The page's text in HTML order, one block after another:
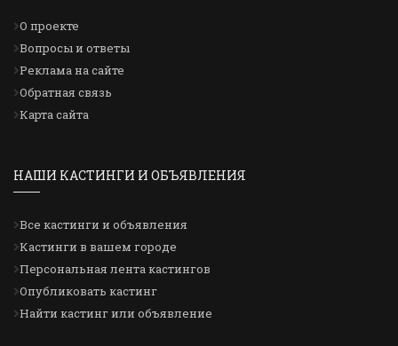
О проекте
Вопросы и ответы
Реклама на сайте
Обратная связь
Карта сайта
НАШИ КАСТИНГИ И ОБЪЯВЛЕНИЯ
Все кастинги и объявления
Кастинги в вашем городе
Персональная лента кастингов
Опубликовать кастинг
Найти кастинг или объявление